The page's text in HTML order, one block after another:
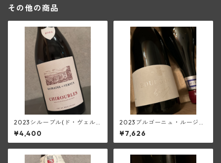
その他の商品
2023シルーブル(ド・ヴェル
ニュス)
¥4,400
2023ブルゴーニュ・ルージュ
(トラペ)
¥7,626